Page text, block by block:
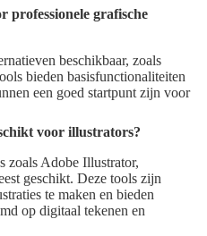
professionele grafische
beschikbaar, zoals
bieden basisfunctionaliteiten
een goed startpunt zijn voor
voor illustrators?
zoals Adobe Illustrator,
geschikt. Deze tools zijn
te maken en bieden
op digitaal tekenen en